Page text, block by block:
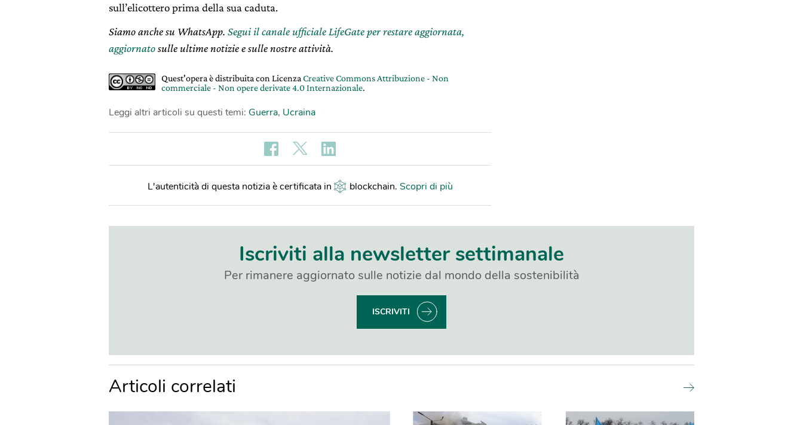
sull’elicottero prima della sua caduta.
Siamo anche su WhatsApp. Segui il canale ufficiale LifeGate per restare aggiornata,
aggiornatosulle ultime notizie e sulle nostre attività.
Quest'opera è distribuita con Licenza Creative Commons Attribuzione - Non
commerciale - Non opere derivate 4.0 Internazionale.
Leggi altri articoli su questi temi: Guerra, Ucraina
L'autenticità di questa notizia è certificata in blockchain. Scopri di più
Iscriviti alla newsletter settimanale
Per rimanere aggiornato sulle notizie dal mondo della sostenibilità
ISCRIVITI
Articoli correlati